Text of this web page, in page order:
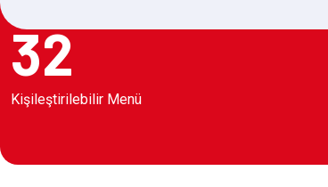
32
Kişileştirilebilir Menü